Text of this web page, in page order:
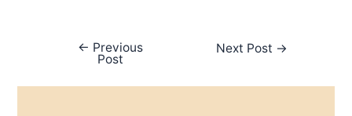
← Previous
Post
Next Post →